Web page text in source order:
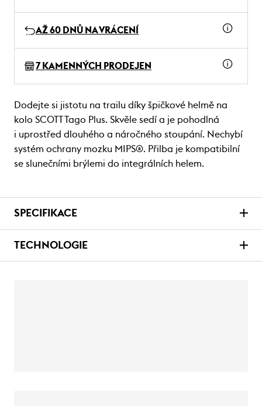
AŽ 60 DNŮ NA VRÁCENÍ
7 KAMENNÝCH PRODEJEN
Dodejte si jistotu na trailu díky špičkové helmě na
kolo SCOTT Tago Plus. Skvěle sedí a je pohodlná
i uprostřed dlouhého a náročného stoupání. Nechybí
systém ochrany mozku MIPS®. Přilba je kompatibilní
se slunečními brýlemi do integrálních helem.
SPECIFIKACE
TECHNOLOGIE